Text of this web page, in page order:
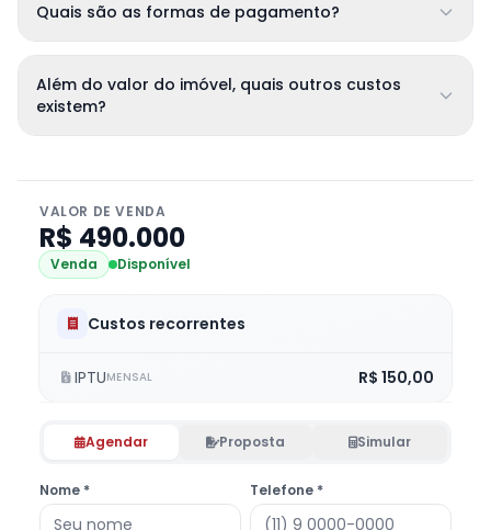
Quais são as formas de pagamento?
Além do valor do imóvel, quais outros custos
existem?
VALOR DE VENDA
R$ 490.000
Venda Disponível
Custos recorrentes
IPTUMENSAL R$ 150,00
Agendar Proposta Simular
Nome * Telefone *